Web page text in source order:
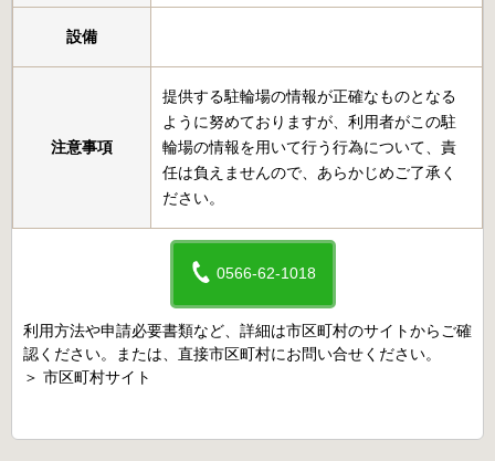
設備
注意事項
提供する駐輪場の情報が正確なものとなる
ように努めておりますが、利用者がこの駐
輪場の情報を用いて行う行為について、責
任は負えませんので、あらかじめご了承く
ださい。
0566-62-1018
利用方法や申請必要書類など、詳細は市区町村のサイトからご確
認ください。または、直接市区町村にお問い合せください。
＞ 市区町村サイト